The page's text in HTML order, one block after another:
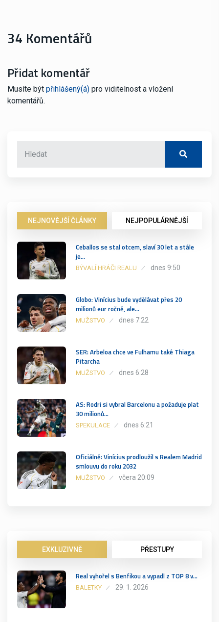
34 Komentářů
Přidat komentář
Musíte být přihlášený(á) pro viditelnost a vložení
komentářů.
NEJNOVĚJŠÍ ČLÁNKY NEJPOPULÁRNĚJŠÍ
Ceballos se stal otcem, slaví 30 let a stále
je…
BÝVALÍ HRÁČI REALU dnes 9:50
Globo: Vinícius bude vydělávat přes 20
milionů eur ročně, ale…
MUŽSTVO dnes 7:22
SER: Arbeloa chce ve Fulhamu také Thiaga
Pitarcha
MUŽSTVO dnes 6:28
AS: Rodri si vybral Barcelonu a požaduje plat
30 milionů…
SPEKULACE dnes 6:21
Oficiálně: Vinícius prodloužil s Realem Madrid
smlouvu do roku 2032
MUŽSTVO včera 20:09
EXKLUZIVNĚ PŘESTUPY
Real vyhořel s Benfikou a vypadl z TOP 8 v…
BALETKY 29. 1. 2026